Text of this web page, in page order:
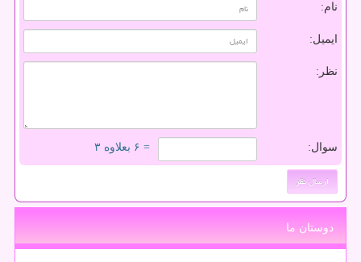
نام:
ایمیل:
نظر:
سوال: = ۶ بعلاوه ۳
دوستان ما